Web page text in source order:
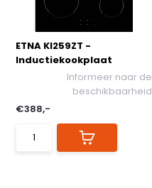
ETNA KI259ZT -
Inductiekookplaat
Informeer naar de
beschikbaarheid
€388,-